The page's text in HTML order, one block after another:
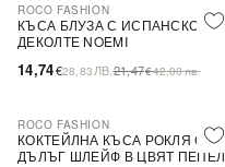
-31%
ROCO FASHION
КЪСА БЛУЗА С ИСПАНСКО
ДЕКОЛТЕ NOEMI
14,74€28,83 ЛВ.21,47€42,00лв.
-30%
ROCO FASHION
КОКТЕЙЛНА КЪСА РОКЛЯ С
ДЪЛЪГ ШЛЕЙФ В ЦВЯТ ПЕПЕЛ